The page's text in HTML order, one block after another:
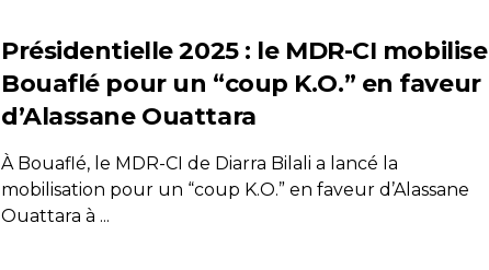
Présidentielle 2025 : le MDR-CI mobilise
Bouaflé pour un “coup K.O.” en faveur
d’Alassane Ouattara
À Bouaflé, le MDR-CI de Diarra Bilali a lancé la
mobilisation pour un “coup K.O.” en faveur d’Alassane
Ouattara à ...